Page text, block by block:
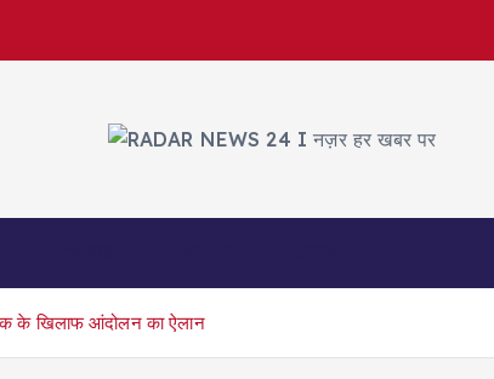
के खिलाफ आंदोलन का ऐलान